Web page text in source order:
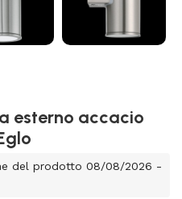
esterno accacio
del prodotto 08/08/2026 -